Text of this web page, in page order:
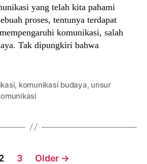
yang telah kita pahami
proses, tentunya terdapat
komunikasi, salah
Tak dipungkiri bahwa
, komunikasi budaya, unsur
3 Older →